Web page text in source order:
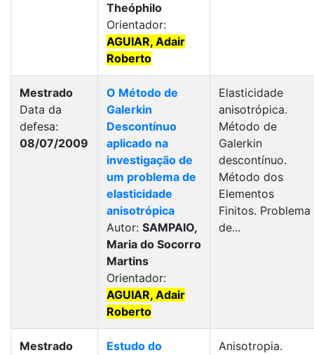
Theóphilo
Orientador:
AGUIAR, Adair
Roberto
Mestrado
Data da
defesa:
08/07/2009
O Método de
Galerkin
Descontínuo
aplicado na
investigação de
um problema de
elasticidade
anisotrópica
Autor: SAMPAIO,
Maria do Socorro
Martins
Orientador:
AGUIAR, Adair
Roberto
Elasticidade
anisotrópica.
Método de
Galerkin
descontínuo.
Método dos
Elementos
Finitos. Problema
de...
Mestrado
Estudo do
Anisotropia.